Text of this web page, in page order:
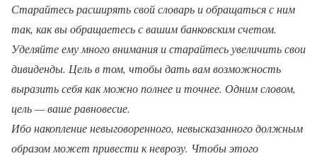
Старайтесь расширять свой словарь и обращаться с ним
так, как вы обращаетесь с вашим банковским счетом.
Уделяйте ему много внимания и старайтесь увеличить свои
дивиденды. Цель в том, чтобы дать вам возможность
выразить себя как можно полнее и точнее. Одним словом,
цель — ваше равновесие.
Ибо накопление невыговоренного, невысказанного должным
образом может привести к неврозу. Чтобы этого